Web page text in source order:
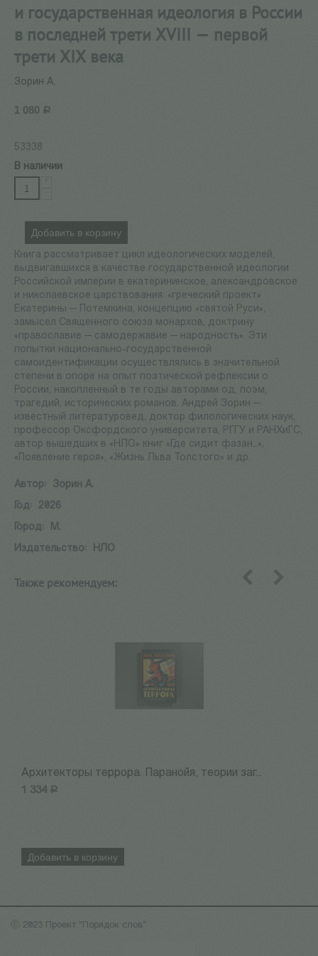
и государственная идеология в России
в последней трети XVIII — первой
трети XIX века
Зорин А.
1 080 Р
53338
В наличии
Добавить в корзину
Книга рассматривает цикл идеологических моделей,
выдвигавшихся в качестве государственной идеологии
Российской империи в екатерининское, александровское
и николаевское царствования: «греческий проект»
Екатерины — Потемкина, концепцию «святой Руси»,
замысел Священного союза монархов, доктрину
«православие — самодержавие — народность». Эти
попытки национально-государственной
самоидентификации осуществлялись в значительной
степени в опоре на опыт поэтической рефлексии о
России, накопленный в те годы авторами од, поэм,
трагедий, исторических романов. Андрей Зорин —
известный литературовед, доктор филологических наук,
профессор Оксфордского университета, РГГУ и РАНХиГС,
автор вышедших в «НЛО» книг «Где сидит фазан…»,
«Появление героя», «Жизнь Льва Толстого» и др.
Автор:
Зорин А.
Год:
2026
Город:
М.
Издательство:
НЛО
Также рекомендуем:
Архитекторы террора. Паранойя, теории заг...
1 334 Р
Добавить в корзину
ⓒ 2023 Проект "Порядок слов"